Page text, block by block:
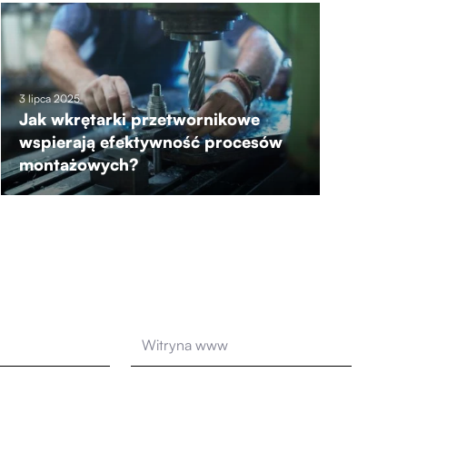
3 lipca 2025
Jak wkrętarki przetwornikowe
wspierają efektywność procesów
montażowych?